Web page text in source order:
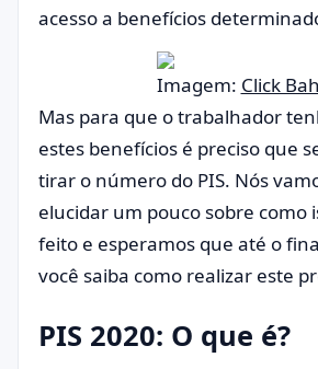
acesso a benefícios
Imagem: Click
Mas para que o trabalhador
estes benefícios é preciso que
tirar o número do PIS. Nós
elucidar um pouco sobre como
feito e esperamos que até o
você saiba como realizar este
PIS 2020: O que é?